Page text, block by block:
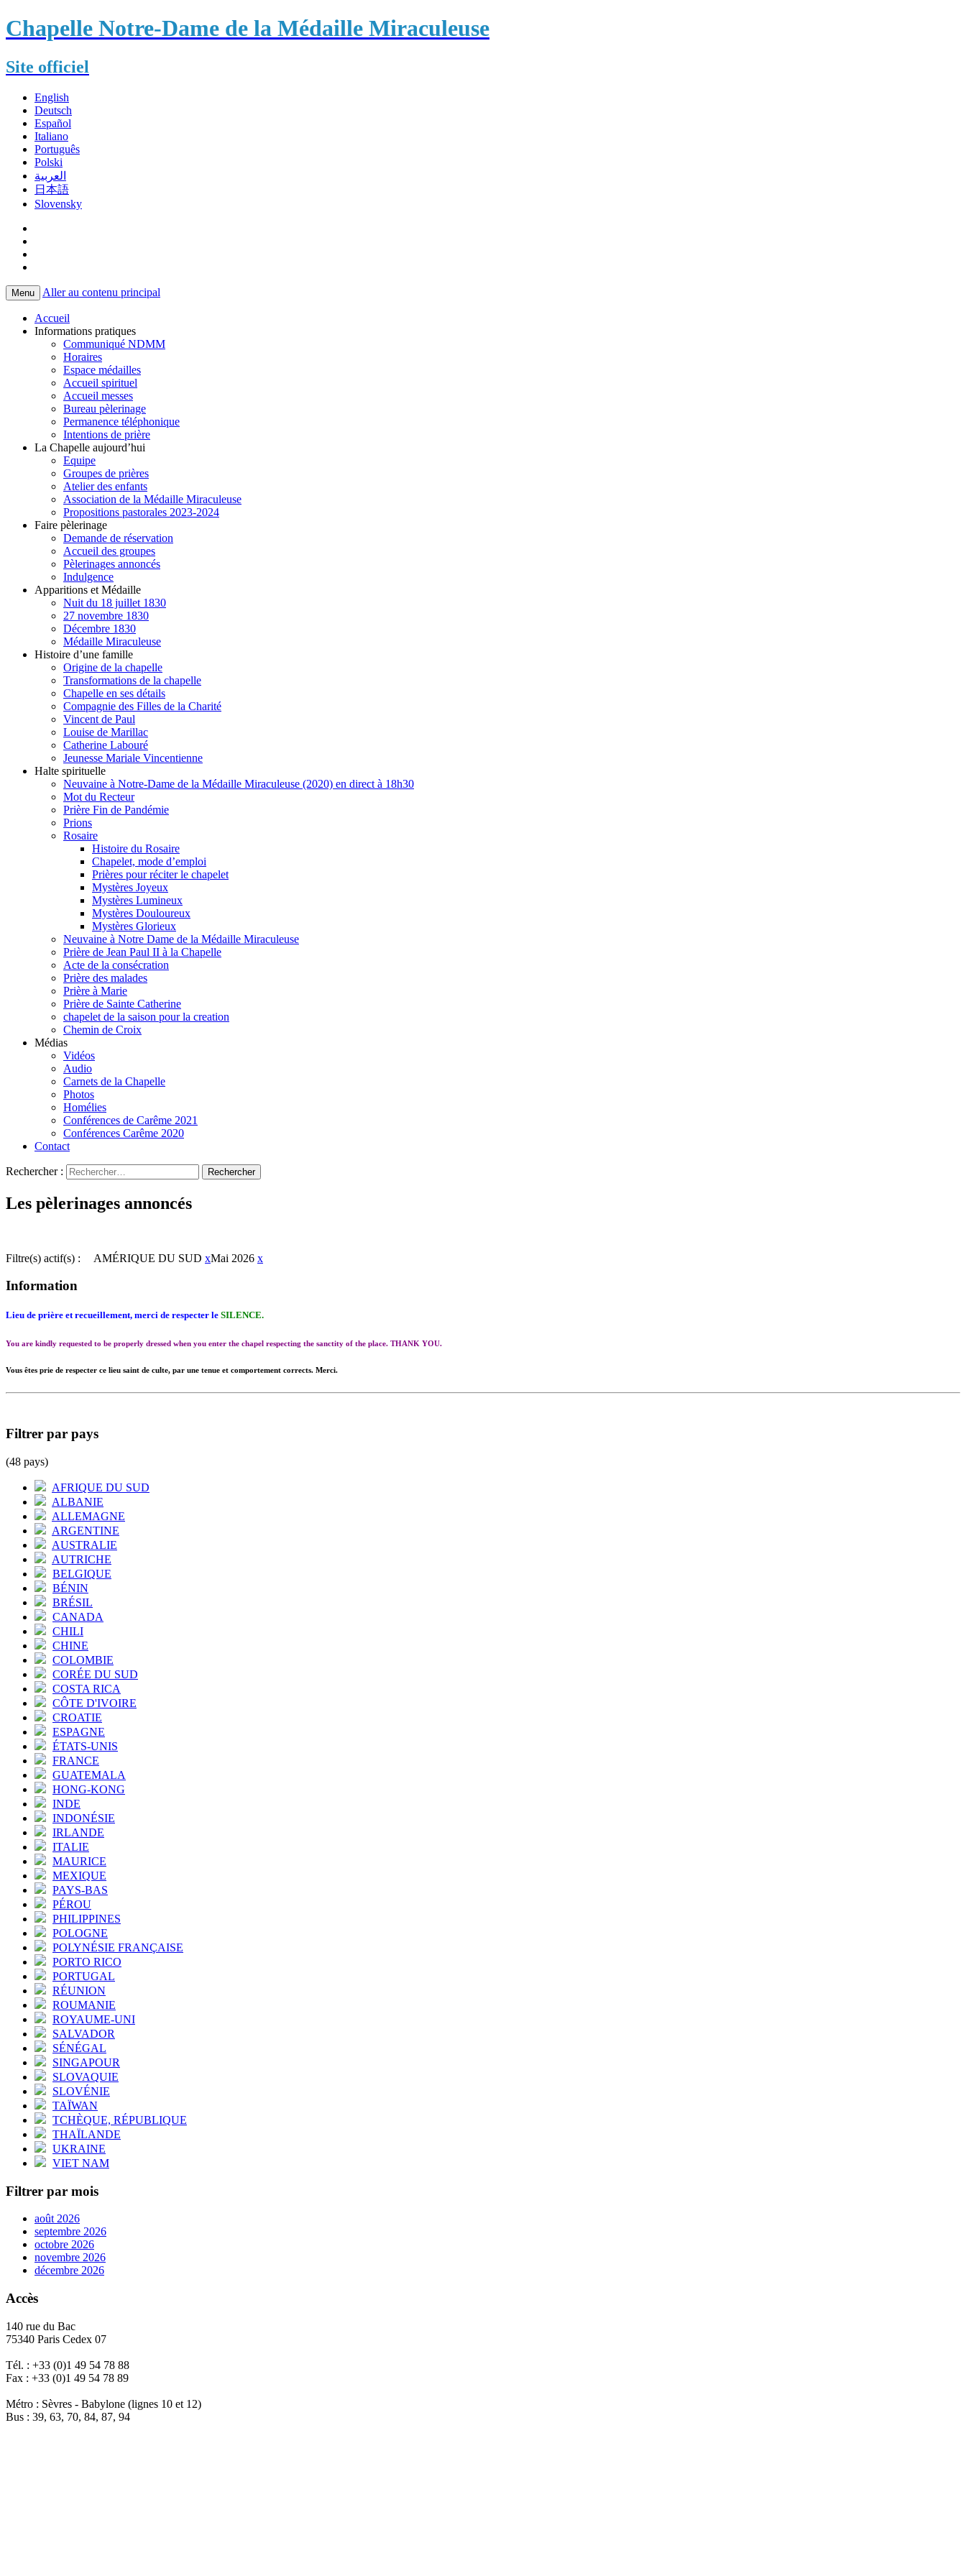
Chapelle Notre-Dame de la Médaille Miraculeuse
Site officiel
English
Deutsch
Español
Italiano
Português
Polski
العربية
日本語
Slovensky
Menu Aller au contenu principal
Accueil
Informations pratiques
Communiqué NDMM
Horaires
Espace médailles
Accueil spirituel
Accueil messes
Bureau pèlerinage
Permanence téléphonique
Intentions de prière
La Chapelle aujourd’hui
Equipe
Groupes de prières
Atelier des enfants
Association de la Médaille Miraculeuse
Propositions pastorales 2023-2024
Faire pèlerinage
Demande de réservation
Accueil des groupes
Pèlerinages annoncés
Indulgence
Apparitions et Médaille
Nuit du 18 juillet 1830
27 novembre 1830
Décembre 1830
Médaille Miraculeuse
Histoire d’une famille
Origine de la chapelle
Transformations de la chapelle
Chapelle en ses détails
Compagnie des Filles de la Charité
Vincent de Paul
Louise de Marillac
Catherine Labouré
Jeunesse Mariale Vincentienne
Halte spirituelle
Neuvaine à Notre-Dame de la Médaille Miraculeuse (2020) en direct à 18h30
Mot du Recteur
Prière Fin de Pandémie
Prions
Rosaire
Histoire du Rosaire
Chapelet, mode d’emploi
Prières pour réciter le chapelet
Mystères Joyeux
Mystères Lumineux
Mystères Douloureux
Mystères Glorieux
Neuvaine à Notre Dame de la Médaille Miraculeuse
Prière de Jean Paul II à la Chapelle
Acte de la consécration
Prière des malades
Prière à Marie
Prière de Sainte Catherine
chapelet de la saison pour la creation
Chemin de Croix
Médias
Vidéos
Audio
Carnets de la Chapelle
Photos
Homélies
Conférences de Carême 2021
Conférences Carême 2020
Contact
Rechercher :
Les pèlerinages annoncés
Filtre(s) actif(s) : AMÉRIQUE DU SUD xMai 2026 x
Information
Lieu de prière et recueillement, merci de respecter le SILENCE.
You are kindly requested to be properly dressed when you enter the chapel respecting the sanctity of the place. THANK YOU.
Vous êtes prie de respecter ce lieu saint de culte, par une tenue et comportement corrects. Merci.
Filtrer par pays
(48 pays)
AFRIQUE DU SUD
ALBANIE
ALLEMAGNE
ARGENTINE
AUSTRALIE
AUTRICHE
BELGIQUE
BÉNIN
BRÉSIL
CANADA
CHILI
CHINE
COLOMBIE
CORÉE DU SUD
COSTA RICA
CÔTE D'IVOIRE
CROATIE
ESPAGNE
ÉTATS-UNIS
FRANCE
GUATEMALA
HONG-KONG
INDE
INDONÉSIE
IRLANDE
ITALIE
MAURICE
MEXIQUE
PAYS-BAS
PÉROU
PHILIPPINES
POLOGNE
POLYNÉSIE FRANÇAISE
PORTO RICO
PORTUGAL
RÉUNION
ROUMANIE
ROYAUME-UNI
SALVADOR
SÉNÉGAL
SINGAPOUR
SLOVAQUIE
SLOVÉNIE
TAÏWAN
TCHÈQUE, RÉPUBLIQUE
THAÏLANDE
UKRAINE
VIET NAM
Filtrer par mois
août 2026
septembre 2026
octobre 2026
novembre 2026
décembre 2026
Accès
140 rue du Bac
75340 Paris Cedex 07
Tél. : +33 (0)1 49 54 78 88
Fax : +33 (0)1 49 54 78 89
Métro : Sèvres - Babylone (lignes 10 et 12)
Bus : 39, 63, 70, 84, 87, 94